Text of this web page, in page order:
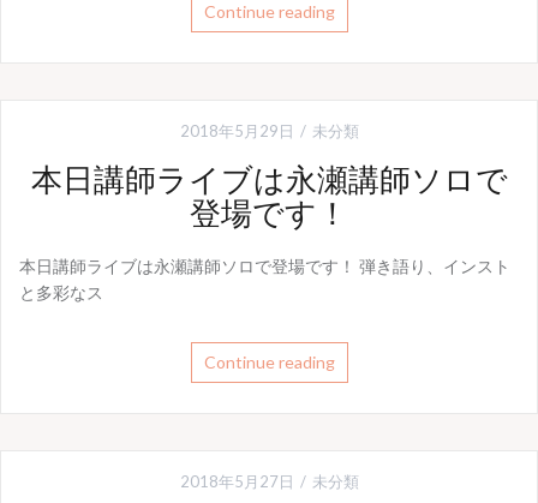
Continue reading
2018年5月29日 未分類
本日講師ライブは永瀬講師ソロで
登場です！
本日講師ライブは永瀬講師ソロで登場です！ 弾き語り、インスト
と多彩なス
Continue reading
2018年5月27日 未分類